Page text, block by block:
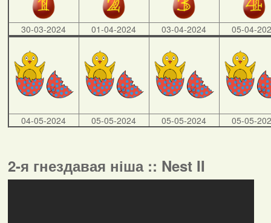
30-03-2024 01-04-2024 03-04-2024 05-04-
04-05-2024 05-05-2024 05-05-2024 05-05-
2-я гнездавая ніша :: Nest II